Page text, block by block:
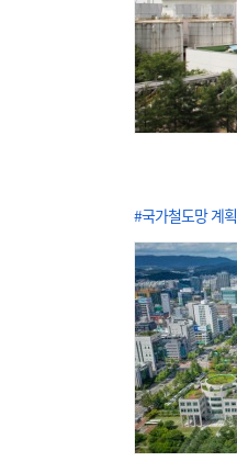
#국가철도망 계획